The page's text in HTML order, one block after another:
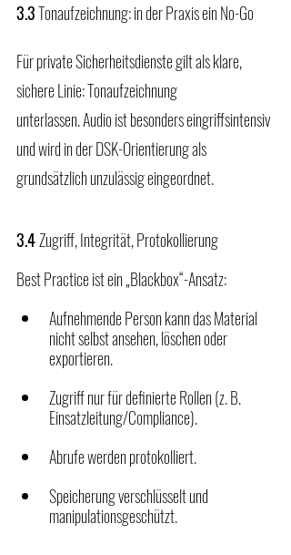
3.3 Tonaufzeichnung: in der Praxis ein No-Go
Für private Sicherheitsdienste gilt als klare,
sichere Linie: Tonaufzeichnung
unterlassen. Audio ist besonders eingriffsintensiv
und wird in der DSK-Orientierung als
grundsätzlich unzulässig eingeordnet.
3.4 Zugriff, Integrität, Protokollierung
Best Practice ist ein „Blackbox“-Ansatz:
Aufnehmende Person kann das Material
nicht selbst ansehen, löschen oder
exportieren.
Zugriff nur für definierte Rollen (z. B.
Einsatzleitung/Compliance).
Abrufe werden protokolliert.
Speicherung verschlüsselt und
manipulationsgeschützt.